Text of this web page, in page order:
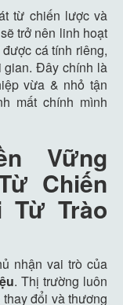
từ chiến lược và
trở nên linh hoạt
cá tính riêng,
gian. Đây chính là
vừa & nhỏ tận
mất chính mình
Vững
Chiến
Từ Trào
nhận vai trò của
. Thị trường luôn
đổi và thương